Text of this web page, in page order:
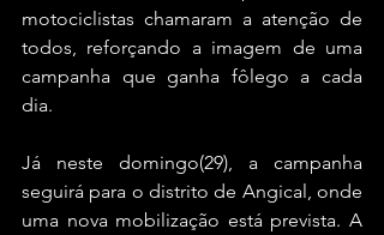
motociclistas chamaram a atenção de
todos, reforçando a imagem de uma
campanha que ganha fôlego a cada
dia.
Já neste domingo(29), a campanha
seguirá para o distrito de Angical, onde
uma nova mobilização está prevista. A